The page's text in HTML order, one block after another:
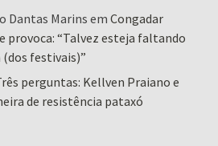
Dantas Marins emCongadar
provoca: “Talvez esteja faltando
(dos festivais)”
perguntas: Kellven Praiano e
de resistência pataxó